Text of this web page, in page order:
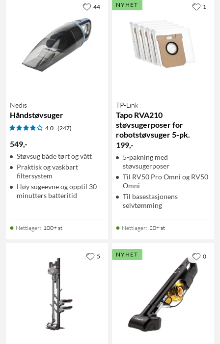
Nedis
Håndstøvsuger
4.0 (247)
549,-
Støvsug både tørt og vått
Praktisk og vaskbart
filtersystem
Høy sugeevne og opptil 30
minutters batteritid
Nettlager: 100+ st
44 NYHET
TP-Link
Tapo RVA210
støvsugerposer for
robotstøvsuger 5-pk.
199,-
5-pakning med
støvsugerposer
Til RV50 Pro Omni og RV50
Omni
Til basestasjonens
selvtømming
Nettlager: 20+ st
1
5 NYHET 0